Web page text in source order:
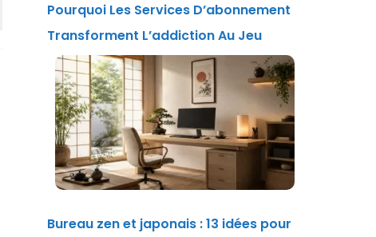
Pourquoi Les Services D’abonnement
Transforment L’addiction Au Jeu
Bureau zen et japonais : 13 idées pour